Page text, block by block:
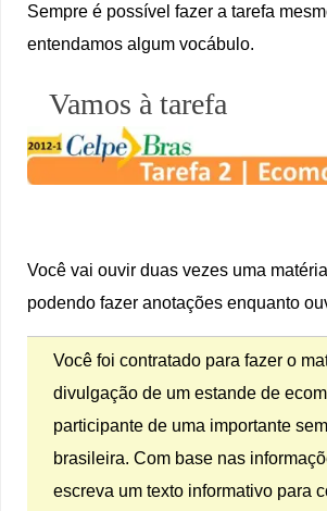
Sempre é possível fazer a tarefa
entendamos algum vocábulo.
Vamos à tarefa
Você vai ouvir duas vezes uma
podendo fazer anotações enquanto
Você foi contratado para fazer o
divulgação de um estande de
participante de uma importante
brasileira. Com base nas
escreva um texto informativo para